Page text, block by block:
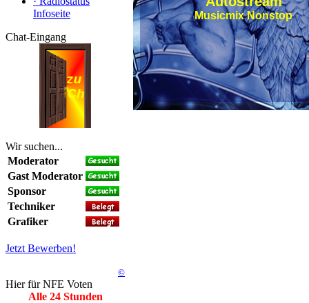
Infoseite
Chat-Eingang
Wir suchen...
Moderator
Gast Moderator
Sponsor
Techniker
Grafiker
Jetzt Bewerben!
©
Hier für NFE Voten
Alle 24 Stunden
Musicmix Nonstop